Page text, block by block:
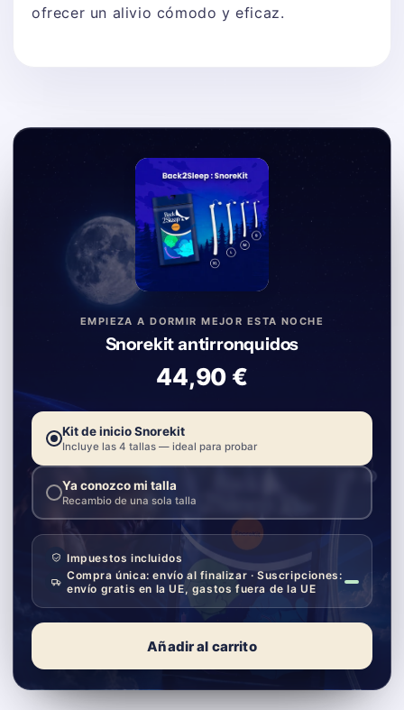
ofrecer un alivio cómodo y eficaz.
EMPIEZA A DORMIR MEJOR ESTA NOCHE
Snorekit antirronquidos
44,90 €
Kit de inicio Snorekit
Incluye las 4 tallas — ideal para probar
Ya conozco mi talla
Recambio de una sola talla
Impuestos incluidos
Compra única: envío al finalizar · Suscripciones:
envío gratis en la UE, gastos fuera de la UE
Añadir al carrito